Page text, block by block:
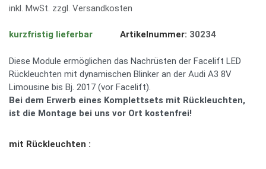
inkl. MwSt. zzgl. Versandkosten
kurzfristig lieferbar Artikelnummer: 30234
Diese Module ermöglichen das Nachrüsten der Facelift LED
Rückleuchten mit dynamischen Blinker an der Audi A3 8V
Limousine bis Bj. 2017 (vor Facelift).
Bei dem Erwerb eines Komplettsets mit Rückleuchten,
ist die Montage bei uns vor Ort kostenfrei!
mit Rückleuchten :